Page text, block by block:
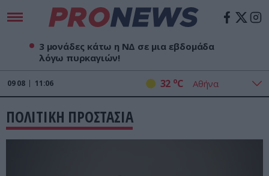
3 μονάδες κάτω η ΝΔ σε μια εβδομάδα
λόγω πυρκαγιών!
09 08 11:06 32 oC
ΠΟΛΙΤΙΚΗ ΠΡΟΣΤΑΣΙΑ